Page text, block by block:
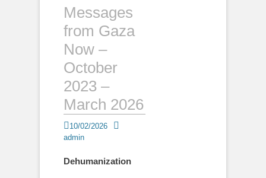
Messages
from Gaza
Now –
October
2023 –
March 2026
Posted
on
10/02/2026
admin
Dehumanization